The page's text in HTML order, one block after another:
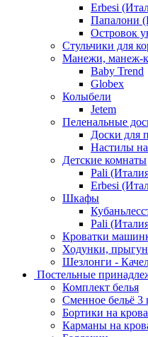
Erbesi
Папалони
Островок
Стульчики для
Манежи, манеж-
Baby Trend
Globex
Колыбели
Jetem
Пеленальные
Доски для
Настилы
Детские комнаты
Pali
Erbesi
Шкафы
Pali
Кроватки
Ходунки,
Шезлонги -
Постельные
Комплект белья
Сменное бельё 3
Бортики на
Карманы на